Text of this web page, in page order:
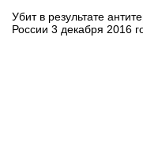
Убит в результате
России 3 декабря 2016